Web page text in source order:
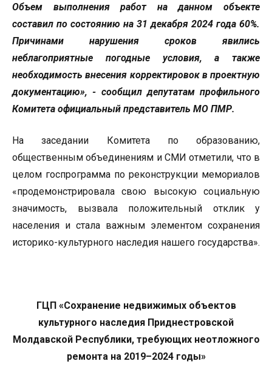
Объем выполнения работ на данном объекте
составил по состоянию на 31 декабря 2024 года 60%.
Причинами нарушения сроков явились
неблагоприятные погодные условия, а также
необходимость внесения корректировок в проектную
документацию», - сообщил депутатам профильного
Комитета официальный представитель МО ПМР.
На заседании Комитета по образованию,
общественным объединениям и СМИ отметили, что в
целом госпрограмма по реконструкции мемориалов
«продемонстрировала свою высокую социальную
значимость, вызвала положительный отклик у
населения и стала важным элементом сохранения
историко-культурного наследия нашего государства».
ГЦП «Сохранение недвижимых объектов
культурного наследия Приднестровской
Молдавской Республики, требующих неотложного
ремонта на 2019–2024 годы»